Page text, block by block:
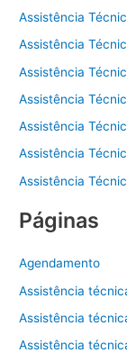
Assistência
Assistência
Assistência
Assistência
Assistência
Assistência
Assistência
Páginas
Agendamento
Assistência
Assistência
Assistência